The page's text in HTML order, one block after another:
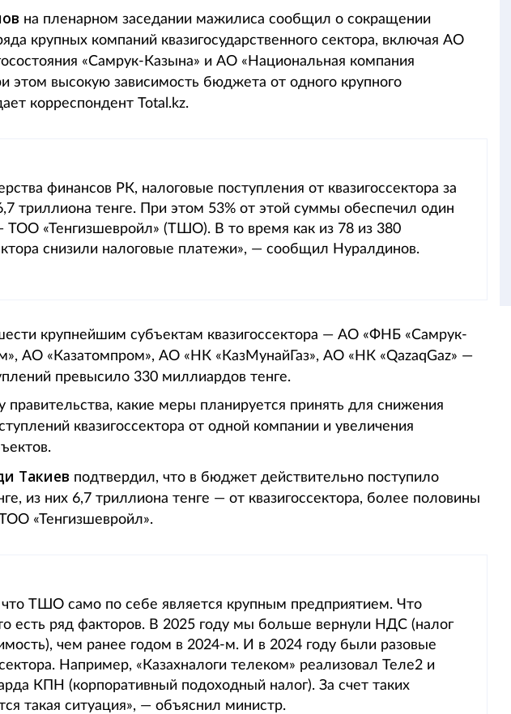
на пленарном заседании мажилиса сообщил о сокращении
крупных компаний квазигосударственного сектора, включая АО
«Самрук-Казына» и АО «Национальная компания
этом высокую зависимость бюджета от одного крупного
корреспондент Total.kz.
финансов РК, налоговые поступления от квазигоссектора за
триллиона тенге. При этом 53% от этой суммы обеспечил один
ТОО «Тенгизшевройл» (ТШО). В то время как из 78 из 380
снизили налоговые платежи», — сообщил Нуралдинов.
крупнейшим субъектам квазигоссектора — АО «ФНБ «Самрук-
АО «Казатомпром», АО «НК «КазМунайГаз», АО «НК «QazaqGaz» —
превысило 330 миллиардов тенге.
правительства, какие меры планируется принять для снижения
квазигоссектора от одной компании и увеличения
Такиев подтвердил, что в бюджет действительно поступило
из них 6,7 триллиона тенге — от квазигоссектора, более половины
«Тенгизшевройл».
что ТШО само по себе является крупным предприятием. Что
есть ряд факторов. В 2025 году мы больше вернули НДС (налог
чем ранее годом в 2024-м. И в 2024 году были разовые
Например, «Казахналоги телеком» реализовал Теле2 и
КПН (корпоративный подоходный налог). За счет таких
такая ситуация», — объяснил министр.